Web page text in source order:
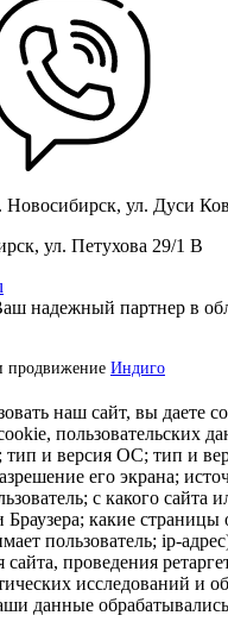
Новосибирск, ул. Дуси
ул. Петухова 29/1 В
надежный партнер в
продвижение Индиго
наш сайт, вы даете
пользовательских
и версия ОС; тип и
его экрана;
с какого сайта
какие страницы
пользователь; ip-
проведения
исследований и
данные